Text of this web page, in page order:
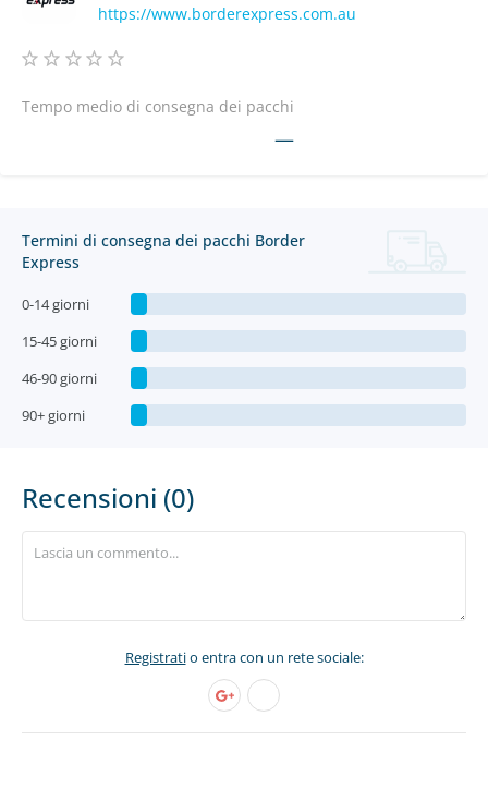
https://www.borderexpress.com.au
Tempo medio di consegna dei pacchi
—
Termini di consegna dei pacchi Border
Express
0-14 giorni
15-45 giorni
46-90 giorni
90+ giorni
Recensioni (0)
Registratio entra con un rete sociale: